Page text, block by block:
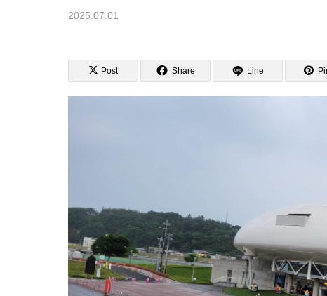
2025.07.01
Post Share Line